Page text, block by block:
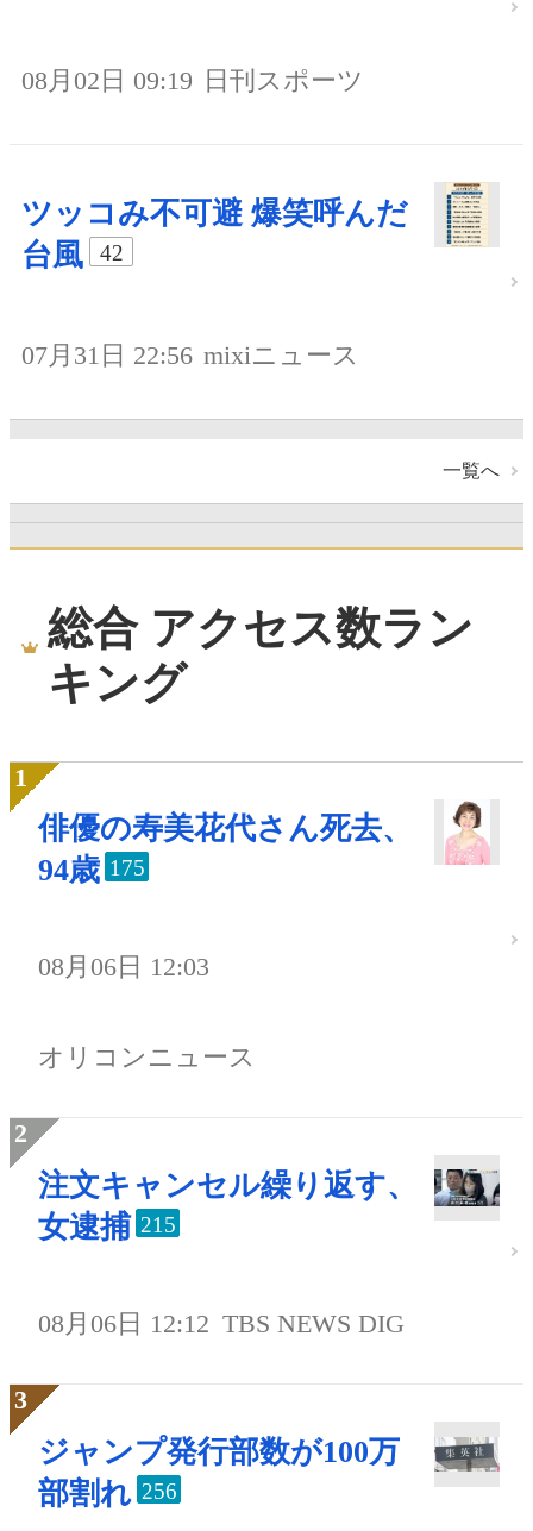
08月02日 09:19 日刊スポーツ
ツッコみ不可避 爆笑呼んだ
台風
42
07月31日 22:56 mixiニュース
一覧へ
総合 アクセス数ラン
キング
俳優の寿美花代さん死去、
94歳 175
08月06日 12:03
オリコンニュース
注文キャンセル繰り返す、
女逮捕 215
08月06日 12:12 TBS NEWS DIG
ジャンプ発行部数が100万
部割れ 256